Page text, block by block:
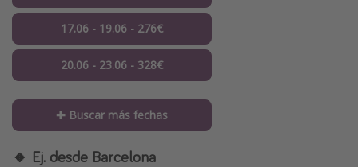
17.06 - 19.06 - 276€
20.06 - 23.06 - 328€
✚ Buscar más fechas
🔸 Ej. desde Barcelona